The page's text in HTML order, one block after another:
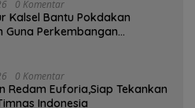
0 Komentar
Kalsel Bantu Pokdakan
Guna Perkembangan
0 Komentar
Redam Euforia,Siap Tekankan
Indonesia